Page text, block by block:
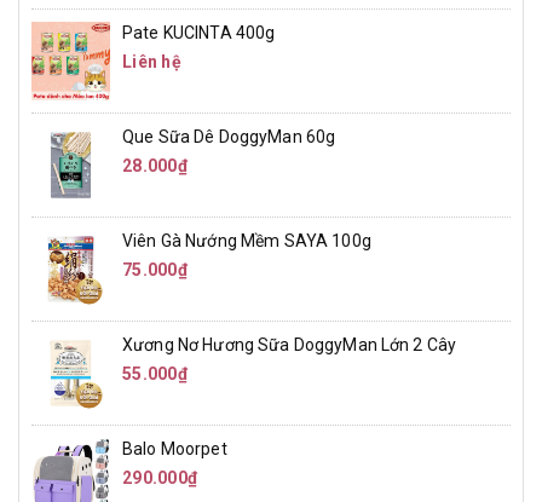
Pate KUCINTA 400g
Liên hệ
Que Sữa Dê DoggyMan 60g
28.000₫
Viên Gà Nướng Mềm SAYA 100g
75.000₫
Xương Nơ Hương Sữa DoggyMan Lớn 2 Cây
55.000₫
Balo Moorpet
290.000₫